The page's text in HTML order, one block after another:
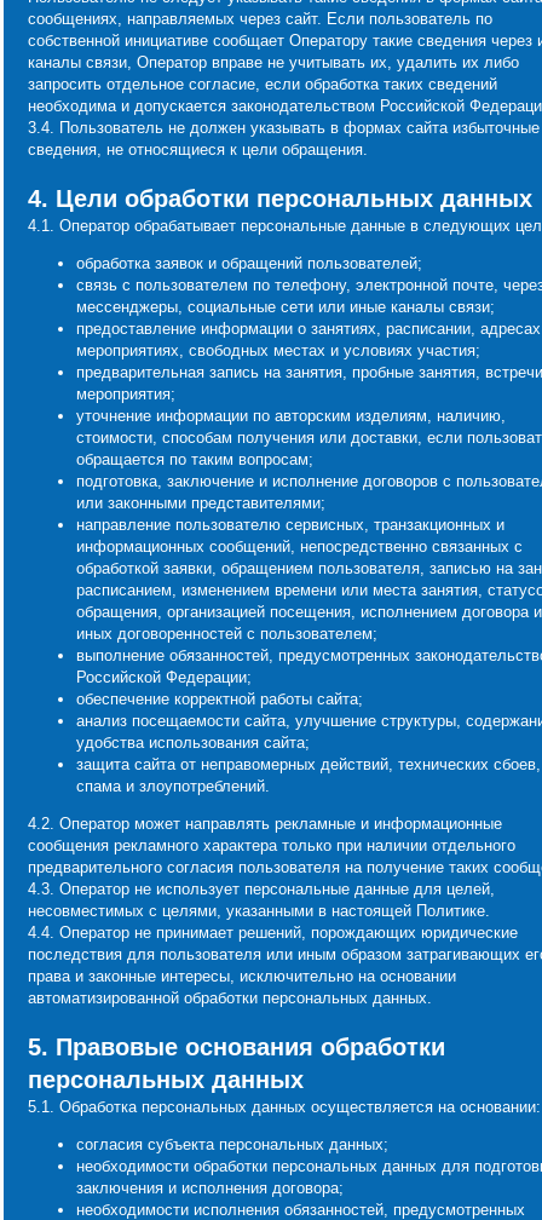
сообщениях, направляемых через сайт. Если пользователь по
собственной инициативе сообщает Оператору такие сведения через
каналы связи, Оператор вправе не учитывать их, удалить их либо
запросить отдельное согласие, если обработка таких сведений
необходима и допускается законодательством Российской
3.4. Пользователь не должен указывать в формах сайта избыточные
сведения, не относящиеся к цели обращения.
4. Цели обработки персональных данных
4.1. Оператор обрабатывает персональные данные в следующих
обработка заявок и обращений пользователей;
связь с пользователем по телефону, электронной почте,
мессенджеры, социальные сети или иные каналы связи;
предоставление информации о занятиях, расписании,
мероприятиях, свободных местах и условиях участия;
предварительная запись на занятия, пробные занятия,
мероприятия;
уточнение информации по авторским изделиям, наличию,
стоимости, способам получения или доставки, если
обращается по таким вопросам;
подготовка, заключение и исполнение договоров с
или законными представителями;
направление пользователю сервисных, транзакционных и
информационных сообщений, непосредственно связанных с
обработкой заявки, обращением пользователя, записью на
расписанием, изменением времени или места занятия,
обращения, организацией посещения, исполнением договора
иных договоренностей с пользователем;
выполнение обязанностей, предусмотренных
Российской Федерации;
обеспечение корректной работы сайта;
анализ посещаемости сайта, улучшение структуры,
удобства использования сайта;
защита сайта от неправомерных действий, технических сбоев,
спама и злоупотреблений.
4.2. Оператор может направлять рекламные и информационные
сообщения рекламного характера только при наличии отдельного
предварительного согласия пользователя на получение таких
4.3. Оператор не использует персональные данные для целей,
несовместимых с целями, указанными в настоящей Политике.
4.4. Оператор не принимает решений, порождающих юридические
последствия для пользователя или иным образом затрагивающих
права и законные интересы, исключительно на основании
автоматизированной обработки персональных данных.
5. Правовые основания обработки
персональных данных
5.1. Обработка персональных данных осуществляется на основании:
согласия субъекта персональных данных;
необходимости обработки персональных данных для
заключения и исполнения договора;
необходимости исполнения обязанностей, предусмотренных